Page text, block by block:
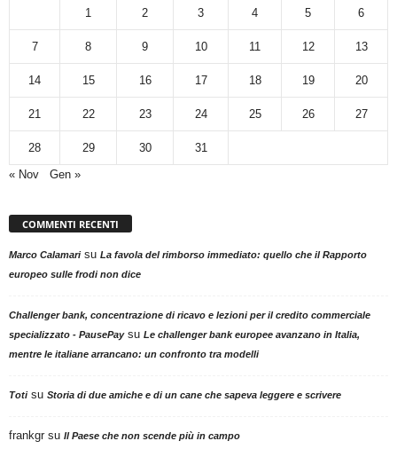
1 2 3 4 5 6
7 8 9 10 11 12 13
14 15 16 17 18 19 20
21 22 23 24 25 26 27
28 29 30
31
« Nov
Gen »
COMMENTI RECENTI
Marco Calamarisu La favola del rimborso immediato: quello che il Rapporto
europeo sulle frodi non dice
Challenger bank, concentrazione di ricavo e lezioni per il credito commerciale
specializzato - PausePaysu Le challenger bank europee avanzano in Italia,
mentre le italiane arrancano: un confronto tra modelli
Totisu Storia di due amiche e di un cane che sapeva leggere e scrivere
frankgr su Il Paese che non scende più in campo